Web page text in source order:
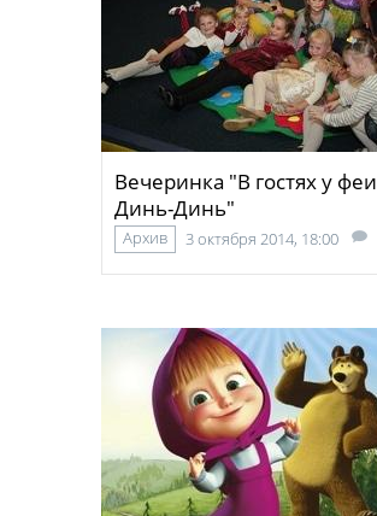
Вечеринка "В гостях у феи
Динь-Динь"
Архив 3 октября 2014, 18:00